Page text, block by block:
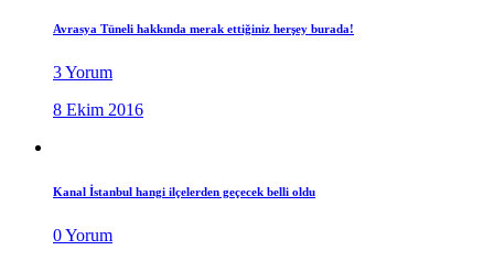
Avrasya Tüneli hakkında merak ettiğiniz herşey burada!
3 Yorum
8 Ekim 2016
Kanal İstanbul hangi ilçelerden geçecek belli oldu
0 Yorum